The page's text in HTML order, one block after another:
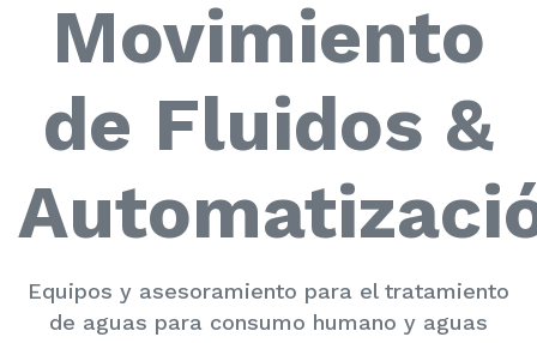
Movimiento
de Fluidos &
Equipos y asesoramiento para el tratamiento
de aguas para consumo humano y aguas